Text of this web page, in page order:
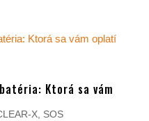
Ktorá sa vám
X, SOS